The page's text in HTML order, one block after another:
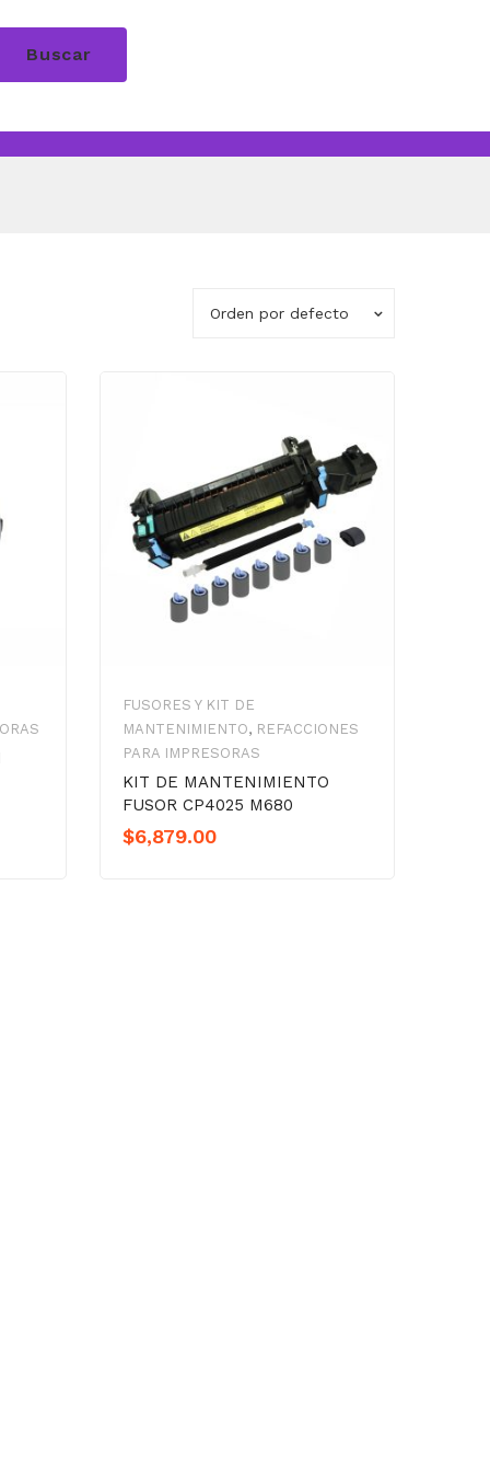
Buscar
Orden por defecto
FUSORES Y KIT DE
MANTENIMIENTO, REFACCIONES
PARA IMPRESORAS
KIT DE MANTENIMIENTO
FUSOR CP4025 M680
$6,879.00